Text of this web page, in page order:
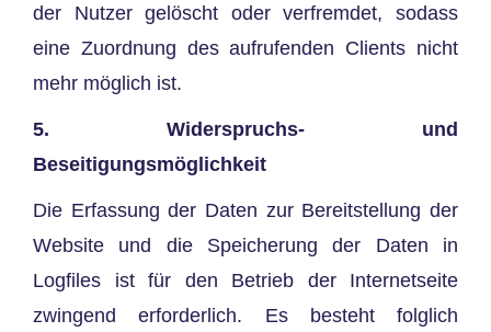
der Nutzer gelöscht oder verfremdet, sodass
eine Zuordnung des aufrufenden Clients nicht
mehr möglich ist.
5. Widerspruchs- und
Beseitigungsmöglichkeit
Die Erfassung der Daten zur Bereitstellung der
Website und die Speicherung der Daten in
Logfiles ist für den Betrieb der Internetseite
zwingend erforderlich. Es besteht folglich